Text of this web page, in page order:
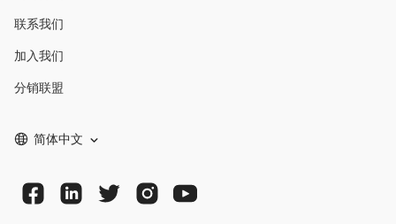
联系我们
加入我们
分销联盟
简体中文